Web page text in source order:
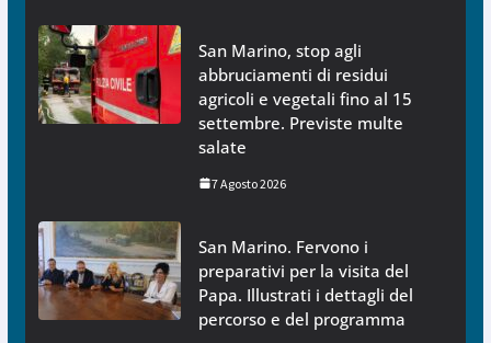
San Marino, stop agli
abbruciamenti di residui
agricoli e vegetali fino al 15
settembre. Previste multe
salate
7 Agosto 2026
San Marino. Fervono i
preparativi per la visita del
Papa. Illustrati i dettagli del
percorso e del programma